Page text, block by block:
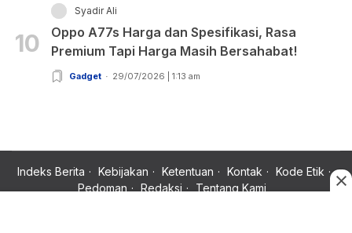
10
Syadir Ali
Oppo A77s Harga dan Spesifikasi, Rasa
Premium Tapi Harga Masih Bersahabat!
Gadget 29/07/2026 | 1:13 am
Indeks Berita Kebijakan Ketentuan Kontak
Kode Etik
Pedoman
Redaksi Tentang Kami